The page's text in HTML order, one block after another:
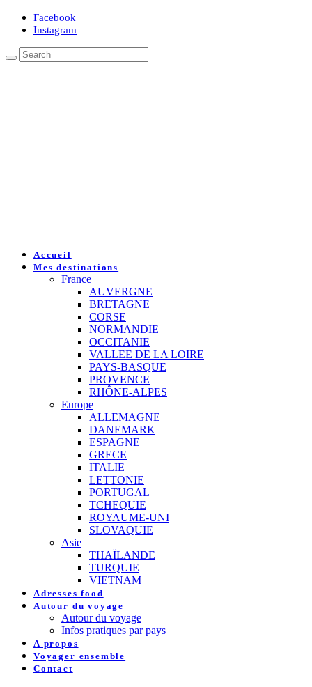
Facebook
Instagram
Accueil
Mes destinations
France
AUVERGNE
BRETAGNE
CORSE
NORMANDIE
OCCITANIE
VALLEE DE LA LOIRE
PAYS-BASQUE
PROVENCE
RHÔNE-ALPES
Europe
ALLEMAGNE
DANEMARK
ESPAGNE
GRECE
ITALIE
LETTONIE
PORTUGAL
TCHEQUIE
ROYAUME-UNI
SLOVAQUIE
Asie
THAÏLANDE
TURQUIE
VIETNAM
Adresses food
Autour du voyage
Autour du voyage
Infos pratiques par pays
A propos
Voyager ensemble
Contact